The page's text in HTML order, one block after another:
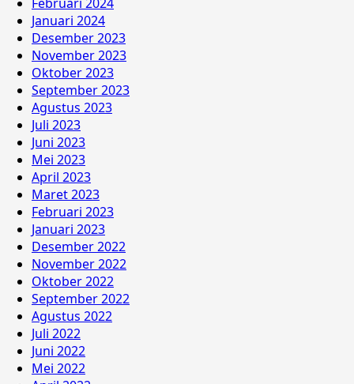
Januari 2024
Desember 2023
November 2023
Oktober 2023
September 2023
Agustus 2023
Juli 2023
Juni 2023
Mei 2023
April 2023
Maret 2023
Februari 2023
Januari 2023
Desember 2022
November 2022
Oktober 2022
September 2022
Agustus 2022
Juli 2022
Juni 2022
Mei 2022